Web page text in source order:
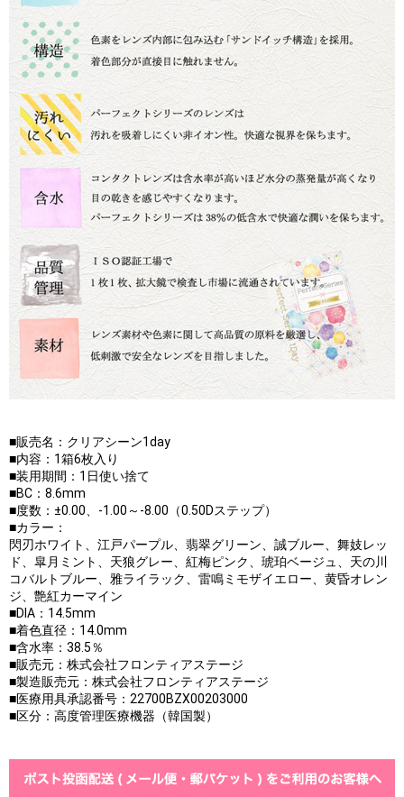
■販売名：クリアシーン1day
■内容：1箱6枚入り
■装用期間：1日使い捨て
■BC：8.6mm
■度数：±0.00、-1.00～-8.00（0.50Dステップ）
■カラー：
閃刃ホワイト、江戸パープル、翡翠グリーン、誠ブルー、舞妓レッ
ド、皐月ミント、天狼グレー、紅梅ピンク、琥珀ベージュ、天の川
コバルトブルー、雅ライラック、雷鳴ミモザイエロー、黄昏オレン
ジ、艶紅カーマイン
■DIA：14.5mm
■着色直径：14.0mm
■含水率：38.5％
■販売元：株式会社フロンティアステージ
■製造販売元：株式会社フロンティアステージ
■医療用具承認番号：22700BZX00203000
■区分：高度管理医療機器（韓国製）